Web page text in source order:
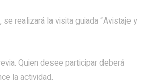
realizará la visita guiada “Avistaje y
Quien desee participar deberá
la actividad.